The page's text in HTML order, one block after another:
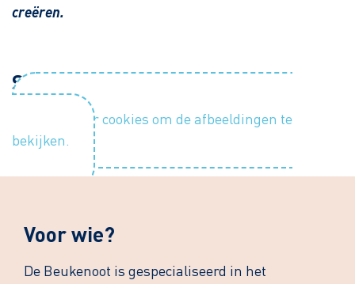
creëren.
Sfeerimpressie
Accepteer cookies om de afbeeldingen te
bekijken.
Voor wie?
De Beukenoot is gespecialiseerd in het